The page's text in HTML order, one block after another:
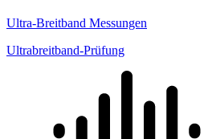
Ultra-Breitband Messungen
Ultrabreitband-Prüfung